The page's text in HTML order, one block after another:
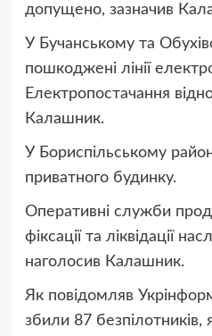
допущено, зазначив
У Бучанському та
пошкоджені лінії
Електропостачання
Калашник.
У Бориспільському
приватного будинку.
Оперативні служби
фіксації та ліквідації
наголосив Калашник.
Як повідомляв
збили 87 безпілотників,